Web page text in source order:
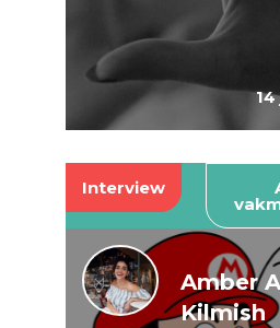
Interview
Amber
Kilmish